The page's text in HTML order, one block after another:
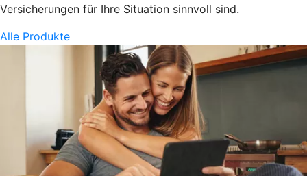
Versicherungen für Ihre Situation sinnvoll sind.
Alle Produkte